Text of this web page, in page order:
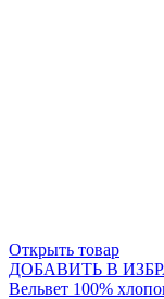
Открыть товар
ДОБАВИТЬ В
Вельвет 100%